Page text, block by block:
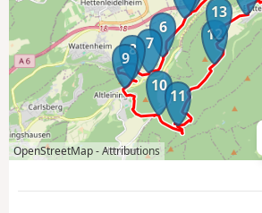
6
7
8
9
10
11
12
13
OpenStreetMap -Attributions